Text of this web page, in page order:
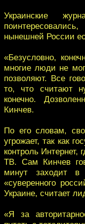
Украинские
нынешней России
«Безусловно,
многие люди не
позволяют. Все
то, что считают
конечно.
Кинчев.
По его словам,
угрожает, так как
контроль Интернет,
ТВ. Сам Кинчев
минут заходит
«суверенного
Украине, считает
«Я за